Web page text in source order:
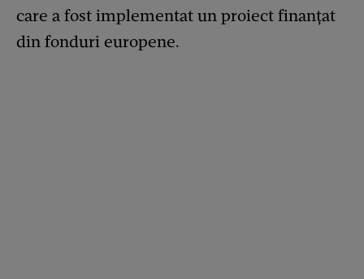
care a fost implementat un proiect finanțat
din fonduri europene.